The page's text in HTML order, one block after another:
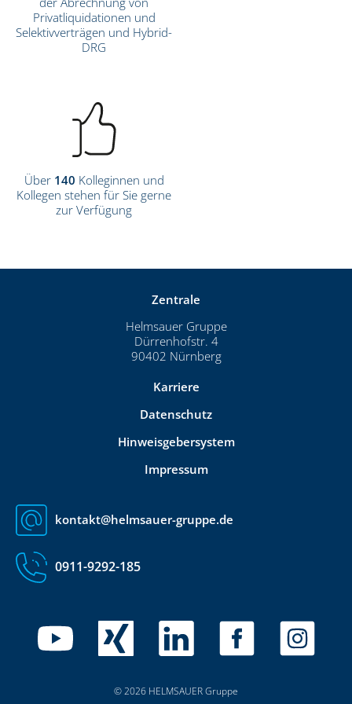
Privatliquidationen und
Selektivverträgen und Hybrid-
DRG
Über140 Kolleginnen und
Kollegen stehen für Sie gerne
zur Verfügung
Zentrale
Helmsauer Gruppe
Dürrenhofstr. 4
90402 Nürnberg
Karriere
Datenschutz
Hinweisgebersystem
Impressum
kontakt@helmsauer-gruppe.de
0911-9292-185
© 2026 HELMSAUER Gruppe